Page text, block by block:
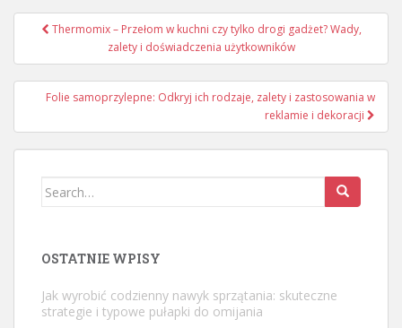
Nawigacja
Thermomix – Przełom w kuchni czy tylko drogi gadżet? Wady,
zalety i doświadczenia użytkowników
Folie samoprzylepne: Odkryj ich rodzaje, zalety i zastosowania w
reklamie i dekoracji
Search
OSTATNIE WPISY
Jak wyrobić codzienny nawyk sprzątania: skuteczne
strategie i typowe pułapki do omijania